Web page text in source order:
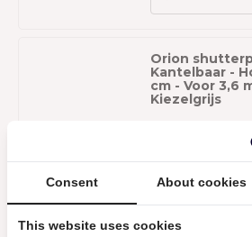
Orion
Kantelbaar -
cm - Voor 3,6
Kiezelgrijs
Consent About cookies
This website uses cookies